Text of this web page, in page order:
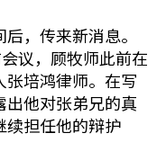
n
，传来新消息。
议，顾牧师此前在
张培鸿律师。在写
他对张弟兄的真
续担任他的辩护